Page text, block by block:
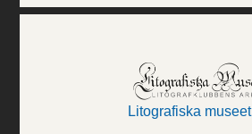
Litografiska museet